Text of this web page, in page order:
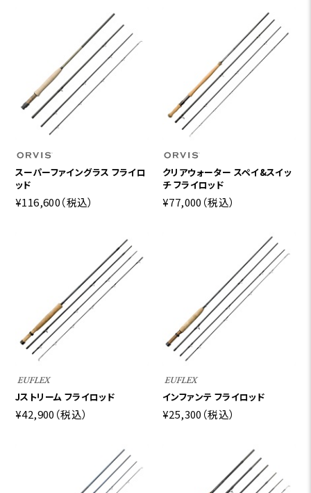
スーパーファイングラス フライロ
ッド
¥116,600（税込）
クリアウォーター スペイ&スイッ
チ フライロッド
¥77,000 （税込）
Jストリーム フライロッド
¥42,900 （税込）
インファンテ フライロッド
¥25,300 （税込）